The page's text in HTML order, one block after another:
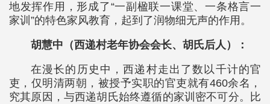
地发挥作用，形成了“一副楹联一课堂、一条格言一
家训”的特色家风教育，起到了润物细无声的作用。
胡慧中（西递村老年协会会长、胡氏后人）：
在漫长的历史中，西递村走出了数以千计的官
吏，仅明清两朝，被授予实职的官吏就有460余名，
究其原因，与西递胡氏始终遵循的家训密不可分。比